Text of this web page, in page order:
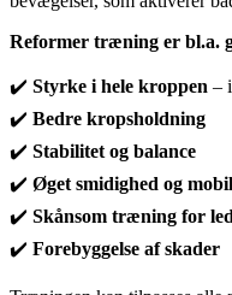
Reformer træning er bl.a.
✔️ Styrke i hele kroppen –
✔️ Bedre kropsholdning
✔️ Stabilitet og balance
✔️ Øget smidighed og
✔️ Skånsom træning for
✔️ Forebyggelse af skader